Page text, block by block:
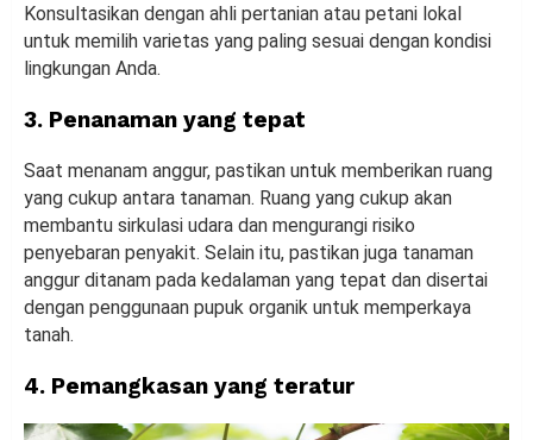
Konsultasikan dengan ahli pertanian atau petani lokal
untuk memilih varietas yang paling sesuai dengan kondisi
lingkungan Anda.
3. Penanaman yang tepat
Saat menanam anggur, pastikan untuk memberikan ruang
yang cukup antara tanaman. Ruang yang cukup akan
membantu sirkulasi udara dan mengurangi risiko
penyebaran penyakit. Selain itu, pastikan juga tanaman
anggur ditanam pada kedalaman yang tepat dan disertai
dengan penggunaan pupuk organik untuk memperkaya
tanah.
4. Pemangkasan yang teratur